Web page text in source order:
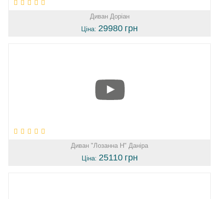
Диван Доріан
Ціна: 29980 грн
Диван "Лозанна Н" Даніра
Ціна: 25110 грн